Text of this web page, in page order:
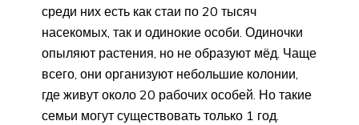
среди них есть как стаи по 20 тысяч
насекомых, так и одинокие особи. Одиночки
опыляют растения, но не образуют мёд. Чаще
всего, они организуют небольшие колонии,
где живут около 20 рабочих особей. Но такие
семьи могут существовать только 1 год.